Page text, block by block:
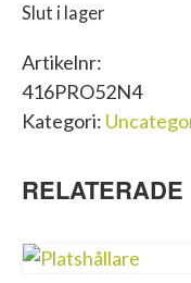
Slut i lager
Artikelnr:
416PRO52N4
Kategori: